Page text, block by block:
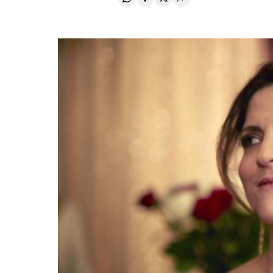
Compartir en Whatsapp
Compartir en Facebook
Compartir en Twitter
Desplegar Redes